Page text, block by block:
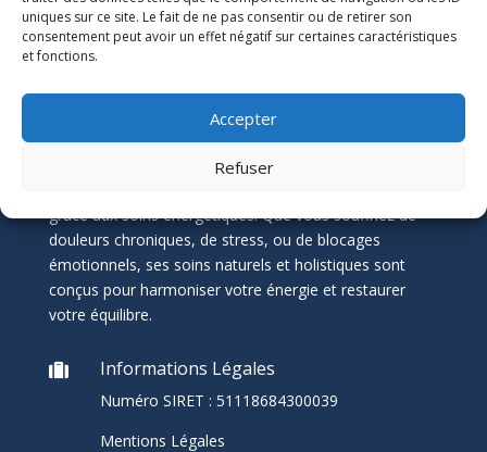
uniques sur ce site. Le fait de ne pas consentir ou de retirer son
consentement peut avoir un effet négatif sur certaines caractéristiques
et fonctions.
Accepter
Refuser
Équilibre et Bien-être avec
Nantes
Pascal Thévenin, magnétiseur et énergéticien à
grâce aux soins énergétiques. Que vous souffriez de
douleurs chroniques, de stress, ou de blocages
émotionnels, ses soins naturels et holistiques sont
conçus pour harmoniser votre énergie et restaurer
votre équilibre.
 Informations Légales
Numéro SIRET : 51118684300039
Mentions Légales